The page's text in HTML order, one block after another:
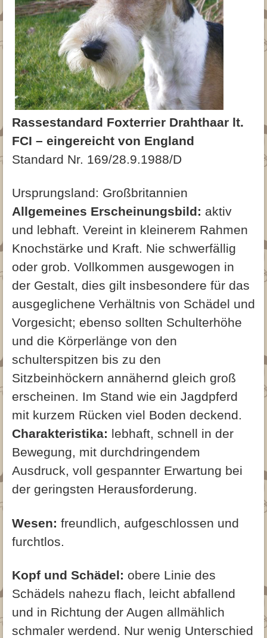
Archiv 2015
Archiv 2014
Archiv 2013
Archiv 2012
Trimmanleitung
Glatthaar
Archiv
Archiv 2015
Fotogalerie
Jagd
Downloads
Beitrittserklärung
Downloads für Züchter
Kontakt
Rassestandard Foxterrier Drahthaar lt.
FCI – eingereicht von England
Standard Nr. 169/28.9.1988/D
Ursprungsland: Großbritannien
Allgemeines Erscheinungsbild: aktiv
und lebhaft. Vereint in kleinerem Rahmen
Knochstärke und Kraft. Nie schwerfällig
oder grob. Vollkommen ausgewogen in
der Gestalt, dies gilt insbesondere für das
ausgeglichene Verhältnis von Schädel und
Vorgesicht; ebenso sollten Schulterhöhe
und die Körperlänge von den
schulterspitzen bis zu den
Sitzbeinhöckern annähernd gleich groß
erscheinen. Im Stand wie ein Jagdpferd
mit kurzem Rücken viel Boden deckend.
Charakteristika: lebhaft, schnell in der
Bewegung, mit durchdringendem
Ausdruck, voll gespannter Erwartung bei
der geringsten Herausforderung.
Wesen: freundlich, aufgeschlossen und
furchtlos.
Kopf und Schädel: obere Linie des
Schädels nahezu flach, leicht abfallend
und in Richtung der Augen allmählich
schmaler werdend. Nur wenig Unterschied